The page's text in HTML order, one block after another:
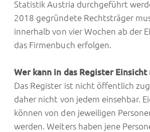
Statistik Austria durchgeführt
2018 gegründete Rechtsträger
innerhalb von vier Wochen ab der
das Firmenbuch erfolgen.
Wer kann in das Register Einsicht
Das Register ist nicht öffentlich
daher nicht von jedem einsehbar.
können von den jeweiligen
werden. Weiters haben jene